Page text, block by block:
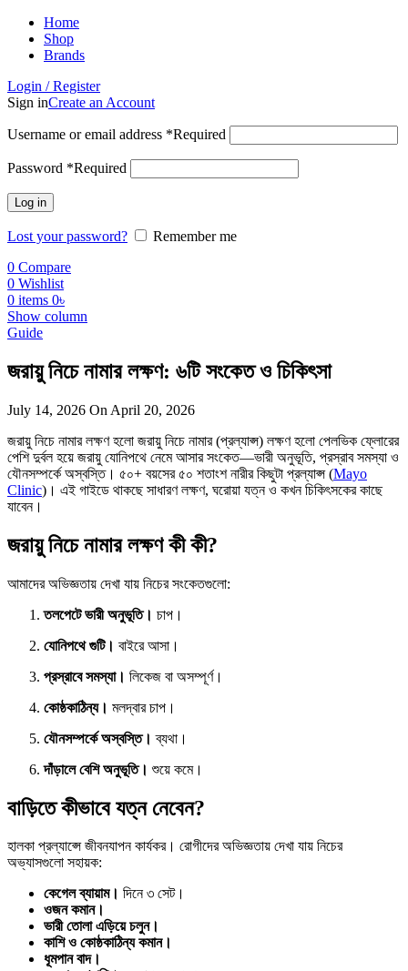
Home
Shop
Brands
Login / Register
Sign inCreate an Account
Username or email address *Required
Password *Required
Log in
Lost your password?
Remember me
0 Compare
0 Wishlist
0 items 0৳
Show column
Guide
জরায়ু নিচে নামার লক্ষণ: ৬টি সংকেত ও চিকিৎসা
July 14, 2026 On April 20, 2026
জরায়ু নিচে নামার লক্ষণ হলো জরায়ু নিচে নামার (প্রল্যাপ্স) লক্ষণ হলো পেলভিক ফ্লোরের
পেশি দুর্বল হয়ে জরায়ু যোনিপথে নেমে আসার সংকেত—ভারী অনুভূতি, প্রস্রাব সমস্যা ও
যৌনসম্পর্কে অস্বস্তি। ৫০+ বয়সের ৫০ শতাংশ নারীর কিছুটা প্রল্যাপ্স (Mayo
Clinic)। এই গাইডে থাকছে সাধারণ লক্ষণ, ঘরোয়া যত্ন ও কখন চিকিৎসকের কাছে
যাবেন।
জরায়ু নিচে নামার লক্ষণ কী কী?
আমাদের অভিজ্ঞতায় দেখা যায় নিচের সংকেতগুলো:
তলপেটে ভারী অনুভূতি। চাপ।
যোনিপথে গুটি। বাইরে আসা।
প্রস্রাবে সমস্যা। লিকেজ বা অসম্পূর্ণ।
কোষ্ঠকাঠিন্য। মলদ্বার চাপ।
যৌনসম্পর্কে অস্বস্তি। ব্যথা।
দাঁড়ালে বেশি অনুভূতি। শুয়ে কমে।
বাড়িতে কীভাবে যত্ন নেবেন?
হালকা প্রল্যাপ্সে জীবনযাপন কার্যকর। রোগীদের অভিজ্ঞতায় দেখা যায় নিচের
অভ্যাসগুলো সহায়ক:
কেগেল ব্যায়াম। দিনে ৩ সেট।
ওজন কমান।
ভারী তোলা এড়িয়ে চলুন।
কাশি ও কোষ্ঠকাঠিন্য কমান।
ধূমপান বাদ।